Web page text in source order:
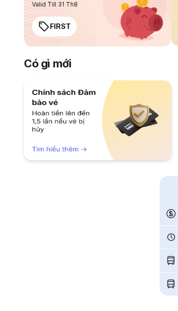
Valid Till 31 Th8
FIRST
Có gì mới